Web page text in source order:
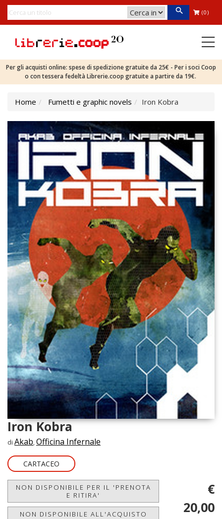
(0)
Per gli acquisti online: spese di spedizione gratuite da 25€ - Per i soci Coop
o con tessera fedeltà Librerie.coop gratuite a partire da 19€.
Home Fumetti e graphic novels Iron Kobra
Iron Kobra
di Akab, Officina Infernale
CARTACEO
NON DISPONIBILE PER IL 'PRENOTA
E RITIRA'
NON DISPONIBILE ALL'ACQUISTO
€
20,00